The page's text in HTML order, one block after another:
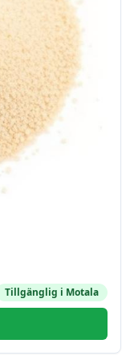
Tillgänglig i Motala